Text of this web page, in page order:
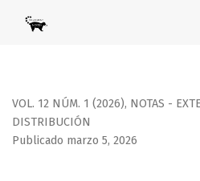
Primer registro fotográfico del
VOL. 12 NÚM. 1 (2026), NOTAS -
DISTRIBUCIÓN
Publicado marzo 5, 2026